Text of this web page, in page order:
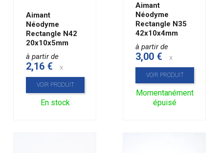
Aimant
Néodyme
Rectangle N42
20x10x5mm
à partir de
2,16 € x
VOIR PRODUIT
En stock
Aimant
Néodyme
Rectangle N35
42x10x4mm
à partir de
3,00 € x
VOIR PRODUIT
Momentanément
épuisé